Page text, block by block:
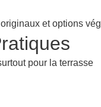
et options
pour la terrasse